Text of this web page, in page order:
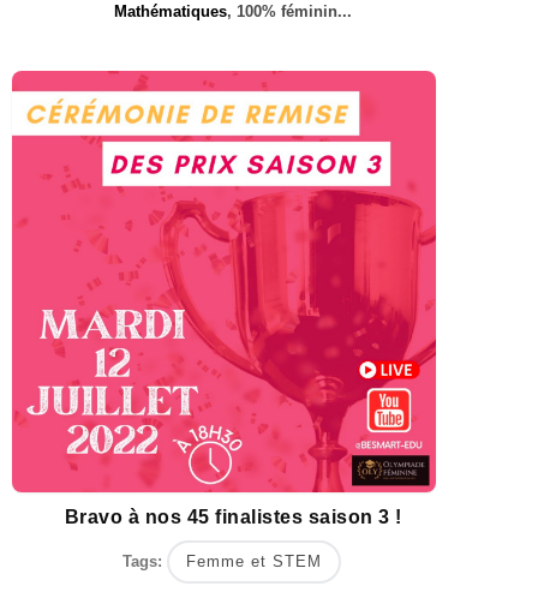
Mathématiques, 100% féminin...
Bravo à nos 45 finalistes saison 3 !
Tags: Femme et STEM